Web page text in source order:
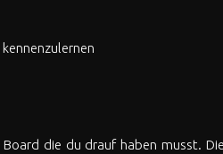
die du drauf haben musst.